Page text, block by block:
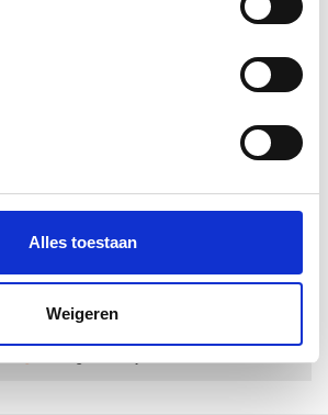
Alles toestaan
Weigeren
|
geadoniseerde look |
satijn bruin | 3050 x
€ 474,70
€ 750,-
Kunststoffen een9,0/10na2662 beoordelingen
check_circle